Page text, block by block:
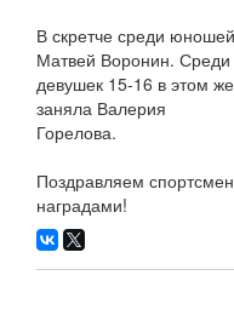
В скретче среди
Матвей Воронин. Среди
девушек 15-16 в этом
заняла Валерия
Горелова.
Поздравляем
наградами!